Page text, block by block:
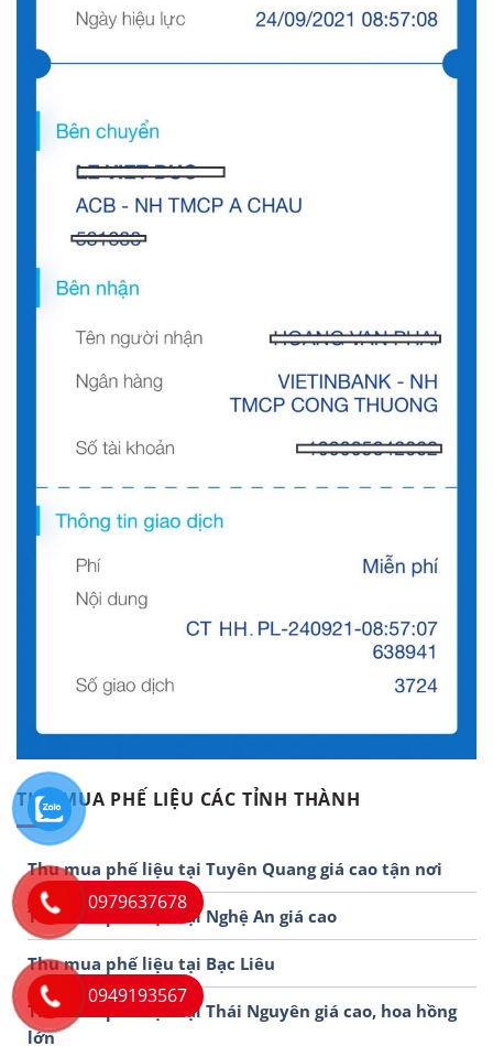
THU MUA PHẾ LIỆU CÁC TỈNH THÀNH
Thu mua phế liệu tại Tuyên Quang giá cao tận nơi
Thu mua phế liệu tại Nghệ An giá cao
Thu mua phế liệu tại Bạc Liêu
Thu mua phế liệu tại Thái Nguyên giá cao, hoa hồng
lớn
0979637678
0949193567